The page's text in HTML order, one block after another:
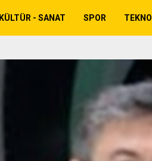
KÜLTÜR - SANAT SPOR